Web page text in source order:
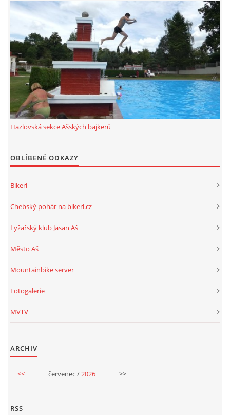
Hazlovská sekce Ašských bajkerů
OBLÍBENÉ ODKAZY
Bikeri
Chebský pohár na bikeri.cz
Lyžařský klub Jasan Aš
Město Aš
Mountainbike server
Fotogalerie
MVTV
ARCHIV
<< červenec /2026 >>
RSS